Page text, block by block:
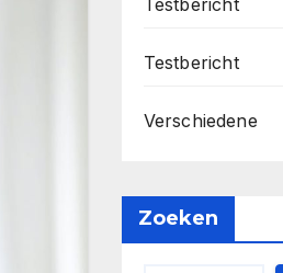
Testbericht
Testbericht
Verschiedene
Zoeken